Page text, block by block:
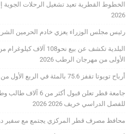
الخطوط القطرية تعيد تشغيل الرحلات الجوية
2026
رئيس مجلس الوزراء يعزي خادم الحرمين الشريفين
البلدية تكشف عن بيع
الأولى من مهرجان الرطب 2026
أرباح تويوتا تقفز 75.6 بالمئة في الربع الأول من العام الجاري 2026
جامعة قطر تعلن قبول
للفصل الدراسي خريف 2026 2026
محافظ مصرف قطر المركزي يجتمع مع سفير دولة